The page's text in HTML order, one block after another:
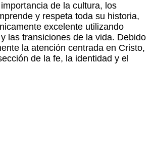
de la cultura, los
y respeta toda su historia,
excelente utilizando
las transiciones de la vida. Debido
la atención centrada en Cristo,
de la fe, la identidad y el